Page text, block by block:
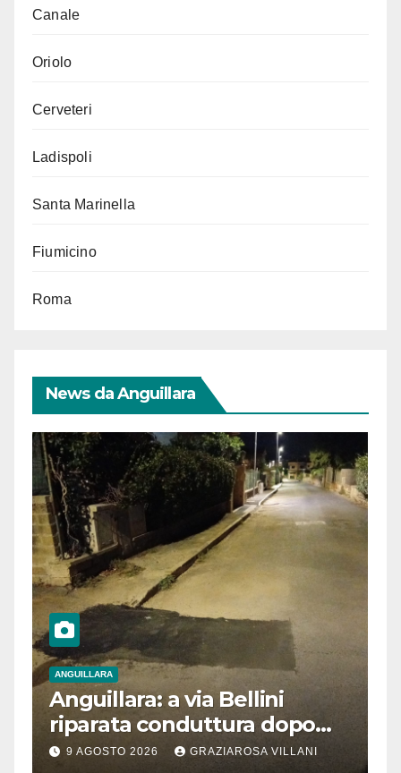
Canale
Oriolo
Cerveteri
Ladispoli
Santa Marinella
Fiumicino
Roma
News da Anguillara
ANGUILLARA
Anguillara: a via Bellini
riparata conduttura dopo
segnalazione IdD
9 AGOSTO 2026 GRAZIAROSA VILLANI